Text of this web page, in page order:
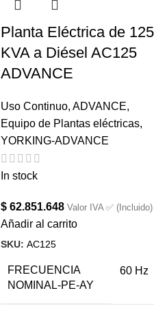
Planta Eléctrica de 125
KVA a Diésel AC125
ADVANCE
Uso Continuo, ADVANCE,
Equipo de Plantas eléctricas,
YORKING-ADVANCE
In stock
$ 62.851.648 Valor IVA ✅ (Incluido)
Añadir al carrito
SKU: AC125
FRECUENCIA
NOMINAL-PE-AY
60 Hz